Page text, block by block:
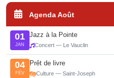
Agenda Août
01
JAN
Jazz à la Pointe
Concert — Le Vauclin
04
FÉV
Prêt de livre
Culture — Saint-Joseph